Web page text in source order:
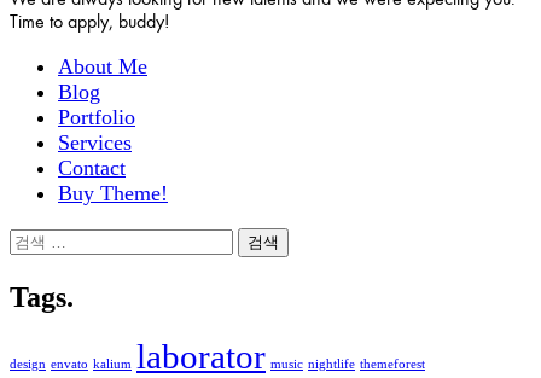
Time to apply, buddy!
About Me
Blog
Portfolio
Services
Contact
Buy Theme!
검
Tags.
design envato kalium laborator music nightlife themeforest